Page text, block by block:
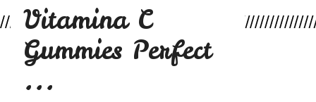
Vitamina C
Gummies Perfect
...